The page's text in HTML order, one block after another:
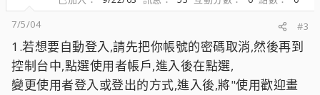
7/5/04
#3
1.若想要自動登入,請先把你帳號的密碼取消,然後再到
控制台中,點選使用者帳戶,進入後在點選,
變更使用者登入或登出的方式,進入後,將"使用歡迎畫